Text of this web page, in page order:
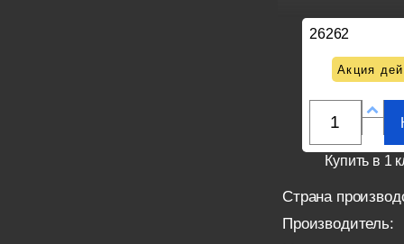
26262
Акция
Купить в 1
Страна
Производитель: